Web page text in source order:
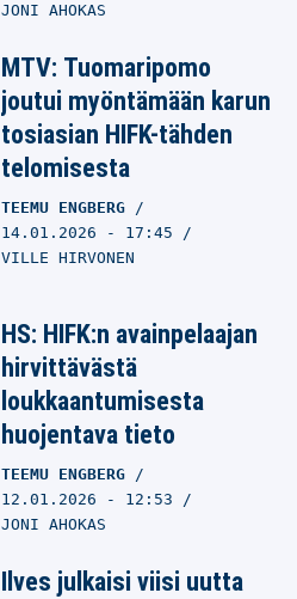
JONI AHOKAS
MTV: Tuomaripomo
joutui myöntämään karun
tosiasian HIFK-tähden
telomisesta
TEEMU ENGBERG
14.01.2026 - 17:45
VILLE HIRVONEN
HS: HIFK:n avainpelaajan
hirvittävästä
loukkaantumisesta
huojentava tieto
TEEMU ENGBERG
12.01.2026 - 12:53
JONI AHOKAS
Ilves julkaisi viisi uutta